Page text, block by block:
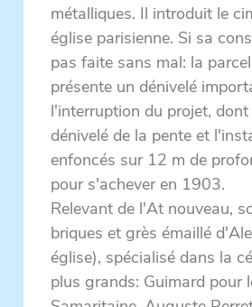
métalliques. Il introduit le
église parisienne. Si sa
pas faite sans mal: la
présente un dénivelé
l'interruption du projet,
dénivelé de la pente et
enfoncés sur 12 m de
pour s'achever en 1903.
Relevant de l'At nouveau,
briques et grès émaillé
église), spécialisé dans la
plus grands: Guimard pour